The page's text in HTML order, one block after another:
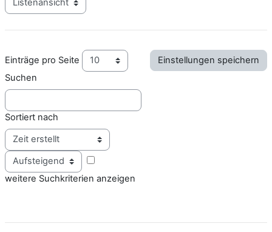
Modus Tertiärnavigation anzeigen
Einträge pro Seite
Suchen
Sortiert nach
weitere Suchkriterien anzeigen